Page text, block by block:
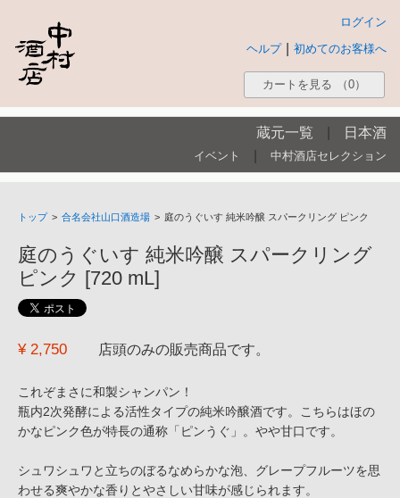
ログイン
初めてのお客様へ
ヘルプ
カートを見る （0）
蔵元一覧 日本酒
イベント 中村酒店セレクション
トップ > 合名会社山口酒造場 > 庭のうぐいす 純米吟醸 スパークリング ピンク
庭のうぐいす 純米吟醸 スパークリング
ピンク [720 mL]
¥ 2,750 店頭のみの販売商品です。
これぞまさに和製シャンパン！
瓶内2次発酵による活性タイプの純米吟醸酒です。こちらはほの
かなピンク色が特長の通称「ピンうぐ」。やや甘口です。
シュワシュワと立ちのぼるなめらかな泡、グレープフルーツを思
わせる爽やかな香りとやさしい甘味が感じられます。